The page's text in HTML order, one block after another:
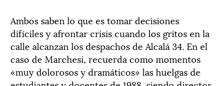
Ambos saben lo que es tomar decisiones
difíciles y afrontar crisis cuando los gritos en la
calle alcanzan los despachos de Alcalá 34. En el
caso de Marchesi, recuerda como momentos
«muy dolorosos y dramáticos» las huelgas de